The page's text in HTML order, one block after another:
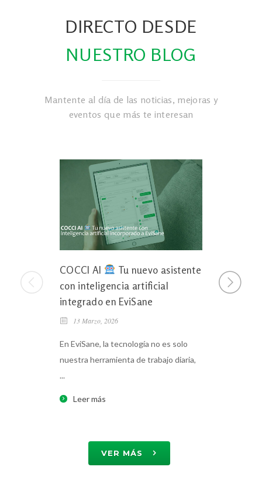
DIRECTO DESDE
NUESTRO BLOG
Mantente al día de las noticias, mejoras y
eventos que más te interesan
COCCI AI
Tu nuevo asistente
con inteligencia artificial
integrado en EviSane
13 Marzo, 2026
En EviSane, la tecnología no es solo
nuestra herramienta de trabajo diaria,
...
Leer más
Tu
100%
VER MÁS